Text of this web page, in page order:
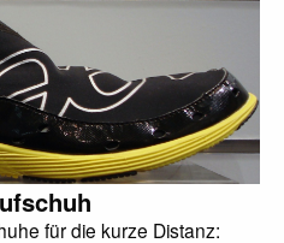
für die kurze Distanz: